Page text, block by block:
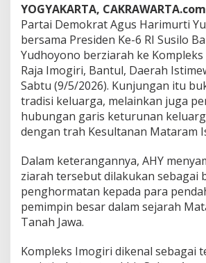
,
A
H
Y
Z
i
a
r
a
h
k
I
m
o
g
i
B
e
YOGYAKARTA, CAKRAWARTA.com
Partai Demokrat Agus Harimurti
bersama Presiden Ke-6 RI Susilo
Yudhoyono berziarah ke Kompleks
Raja Imogiri, Bantul, Daerah
Sabtu (9/5/2026). Kunjungan itu
tradisi keluarga, melainkan juga
hubungan garis keturunan
dengan trah Kesultanan Mataram
Dalam keterangannya, AHY
ziarah tersebut dilakukan sebagai
penghormatan kepada para
pemimpin besar dalam sejarah
Tanah Jawa.
Kompleks Imogiri dikenal sebagai